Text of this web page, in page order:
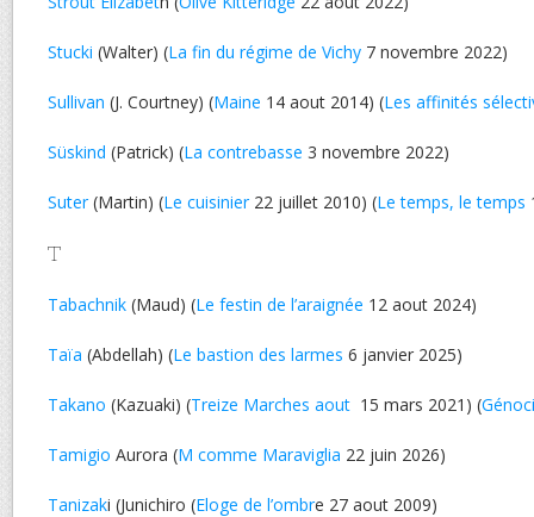
Stucki (Walter) (La fin du régime de Vichy 7 novembre 2022)
Sullivan (J. Courtney) (Maine 14 aout 2014) (Les affinités
Süskind (Patrick) (La contrebasse 3 novembre 2022)
Suter(Martin) (Le cuisinier22 juillet 2010) (Le temps, le temps
T
Tabachnik (Maud) (Le festin de l’araignée 12 aout 2024)
Taïa (Abdellah) (Le bastion des larmes 6 janvier 2025)
Takano (Kazuaki) (Treize Marches aout 15 mars 2021) (
Tamigio Aurora (M comme Maraviglia 22 juin 2026)
Tanizaki (Junichiro (Eloge de l’ombre 27 aout 2009)